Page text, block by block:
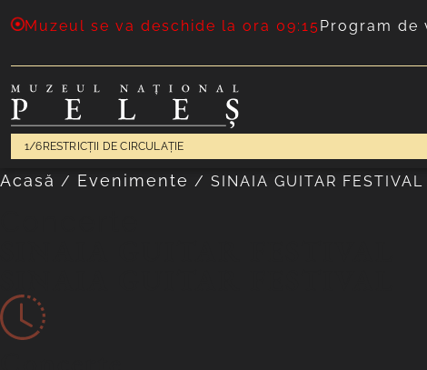
Muzeul se va deschide la ora 09:15 Program de
1/6 RESTRICȚII DE CIRCULAȚIE
Acasă / Evenimente / SINAIA GUITAR FESTIVAL